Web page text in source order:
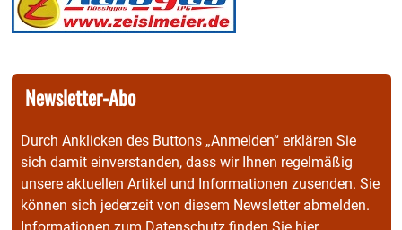
Newsletter-Abo
Durch Anklicken des Buttons „Anmelden“ erklären Sie
sich damit einverstanden, dass wir Ihnen regelmäßig
unsere aktuellen Artikel und Informationen zusenden. Sie
können sich jederzeit von diesem Newsletter abmelden.